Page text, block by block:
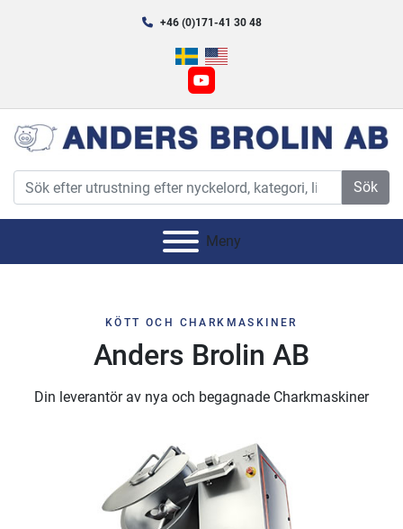
+46 (0)171-41 30 48
youtube
Sök
Meny
KÖTT OCH CHARKMASKINER
Anders Brolin AB
Din leverantör av nya och begagnade Charkmaskiner